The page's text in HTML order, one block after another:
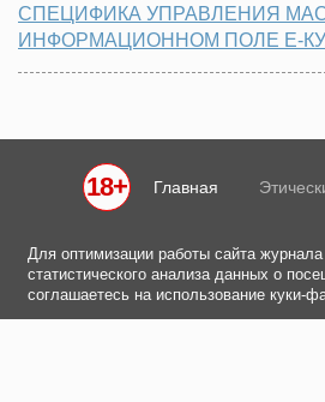
СПЕЦИФИКА УПРАВЛЕНИЯ
ИНФОРМАЦИОННОМ ПОЛЕ Е-
18+ Главная
Для оптимизации работы сайта
статистического анализа данных о
соглашаетесь на использование куки-